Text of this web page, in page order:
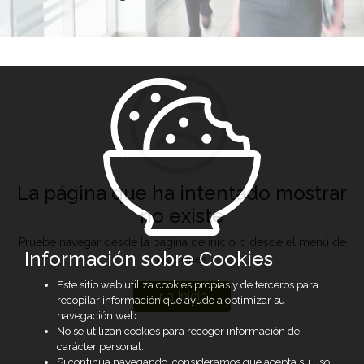
La página que ha intentado mostrar
no existe
Pruebe navegar desde la página de inicio o desde el menú de
opciones
Ir a Inicio
Información sobre Cookies
Este sitio web utiliza cookies propias y de terceros para
recopilar información que ayude a optimizar su
navegación web.
No se utilizan cookies para recoger información de
carácter personal.